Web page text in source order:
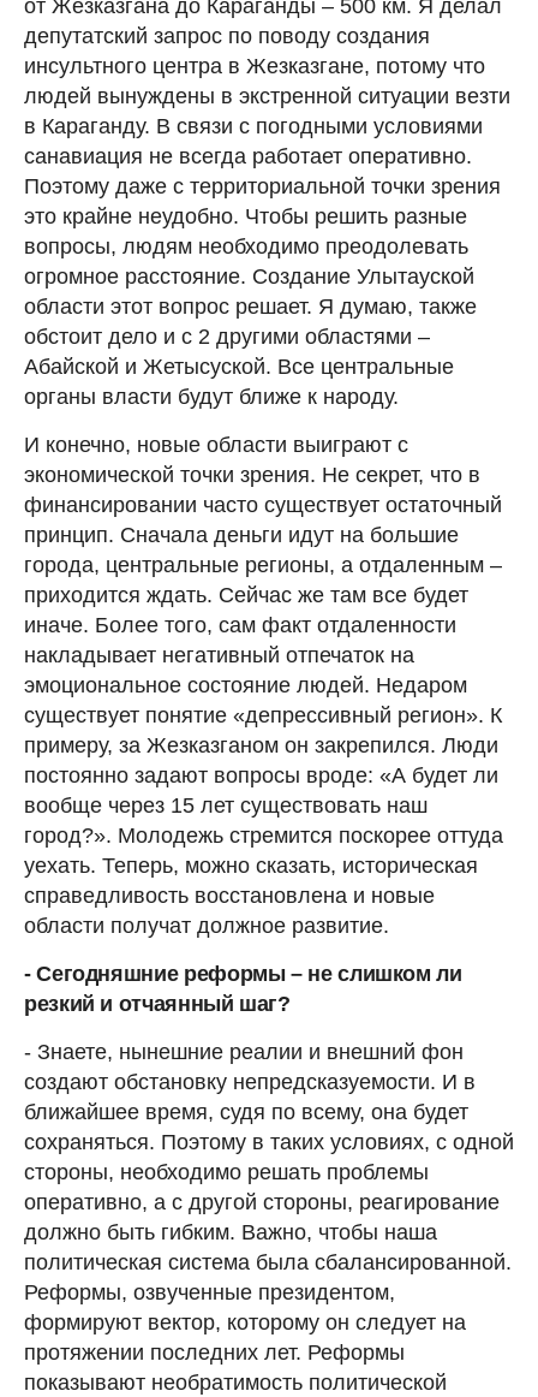
от Жезказгана до Караганды – 500 км. Я делал
депутатский запрос по поводу создания
инсультного центра в Жезказгане, потому что
людей вынуждены в экстренной ситуации везти
в Караганду. В связи с погодными условиями
санавиация не всегда работает оперативно.
Поэтому даже с территориальной точки зрения
это крайне неудобно. Чтобы решить разные
вопросы, людям необходимо преодолевать
огромное расстояние. Создание Улытауской
области этот вопрос решает. Я думаю, также
обстоит дело и с 2 другими областями –
Абайской и Жетысуской. Все центральные
органы власти будут ближе к народу.
И конечно, новые области выиграют с
экономической точки зрения. Не секрет, что в
финансировании часто существует остаточный
принцип. Сначала деньги идут на большие
города, центральные регионы, а отдаленным –
приходится ждать. Сейчас же там все будет
иначе. Более того, сам факт отдаленности
накладывает негативный отпечаток на
эмоциональное состояние людей. Недаром
существует понятие «депрессивный регион». К
примеру, за Жезказганом он закрепился. Люди
постоянно задают вопросы вроде: «А будет ли
вообще через 15 лет существовать наш
город?». Молодежь стремится поскорее оттуда
уехать. Теперь, можно сказать, историческая
справедливость восстановлена и новые
области получат должное развитие.
- Сегодняшние реформы – не слишком ли
резкий и отчаянный шаг?
- Знаете, нынешние реалии и внешний фон
создают обстановку непредсказуемости. И в
ближайшее время, судя по всему, она будет
сохраняться. Поэтому в таких условиях, с одной
стороны, необходимо решать проблемы
оперативно, а с другой стороны, реагирование
должно быть гибким. Важно, чтобы наша
политическая система была сбалансированной.
Реформы, озвученные президентом,
формируют вектор, которому он следует на
протяжении последних лет. Реформы
показывают необратимость политической